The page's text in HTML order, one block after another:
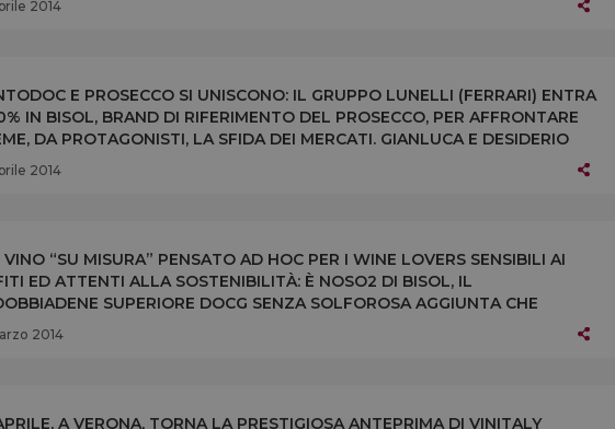
2014
E PROSECCO SI UNISCONO: IL GRUPPO LUNELLI (FERRARI) ENTRA
IN BISOL, BRAND DI RIFERIMENTO DEL PROSECCO, PER AFFRONTARE
DA PROTAGONISTI, LA SFIDA DEI MERCATI. GIANLUCA E DESIDERIO
CONTINUERANNO IL LORO IMPEGNO IN AZIENDA
2014
VINO “SU MISURA” PENSATO AD HOC PER I WINE LOVERS SENSIBILI AI
ED ATTENTI ALLA SOSTENIBILITÀ: È NOSO2 DI BISOL, IL
SUPERIORE DOCG SENZA SOLFOROSA AGGIUNTA CHE
A VINITALY. E IL CARTIZZE È PROTAGONISTA AD “OPERA WINE”
2014
A VERONA, TORNA LA PRESTIGIOSA ANTEPRIMA DI VINITALY